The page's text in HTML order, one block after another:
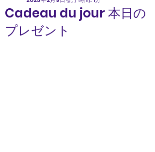
Cadeau du jour 本日の
プレゼント